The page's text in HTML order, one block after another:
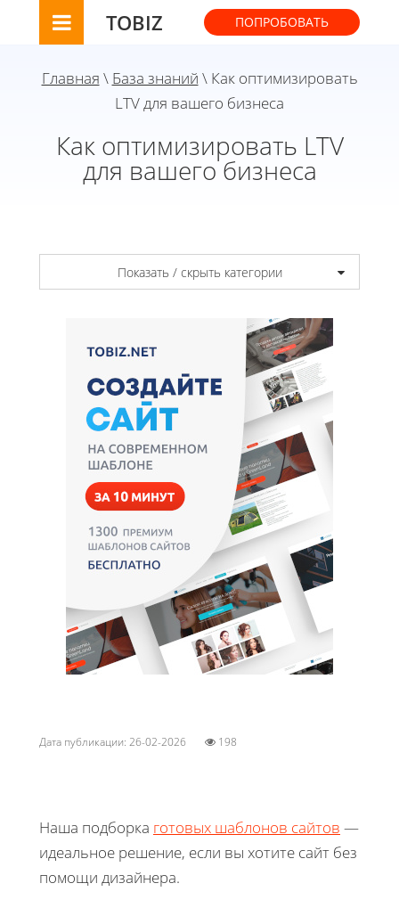
TOBIZ ПОПРОБОВАТЬ
Главная \ База знаний \ Как оптимизировать
LTV для вашего бизнеса
Как оптимизировать LTV
для вашего бизнеса
Показать / скрыть категории
Дата публикации: 26-02-2026 198
Наша подборка готовых шаблонов сайтов —
идеальное решение, если вы хотите сайт без
помощи дизайнера.